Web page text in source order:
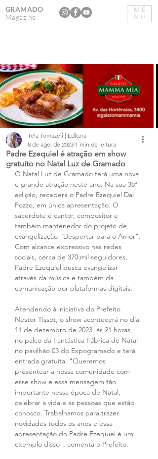
ME
NU
GRAMADO
Magazine
Padre Ezequiel é atração em show
gratuito no Natal Luz de Gramado
Tela Tomazeli | Editora
8 de ago. de 2023 1 min de leitura
O Natal Luz de Gramado terá uma nova
e grande atração neste ano. Na sua 38ª
edição, receberá o Padre Ezequiel Dal
Pozzo, em única apresentação. O
sacerdote é cantor, compositor e
também mantenedor do projeto de
evangelização “Despertar para o Amor”.
Com alcance expressivo nas redes
sociais, cerca de 370 mil seguidores,
Padre Ezequiel busca evangelizar
através da música e também da
comunicação por plataformas digitais.
Atendendo à iniciativa do Prefeito
Nestor Tissot, o show acontecerá no dia
11 de dezembro de 2023, às 21 horas,
no palco da Fantástica Fábrica de Natal
no pavilhão 03 do Expogramado e terá
entrada gratuita. "Queremos
presentear a nossa comunidade com
esse show e essa mensagem tão
importante nessa época de Natal,
celebrar a vida e as pessoas que estão
conosco. Trabalhamos para trazer
novidades todos os anos e essa
apresentação do Padre Ezequiel é um
exemplo disso", comenta o Prefeito.